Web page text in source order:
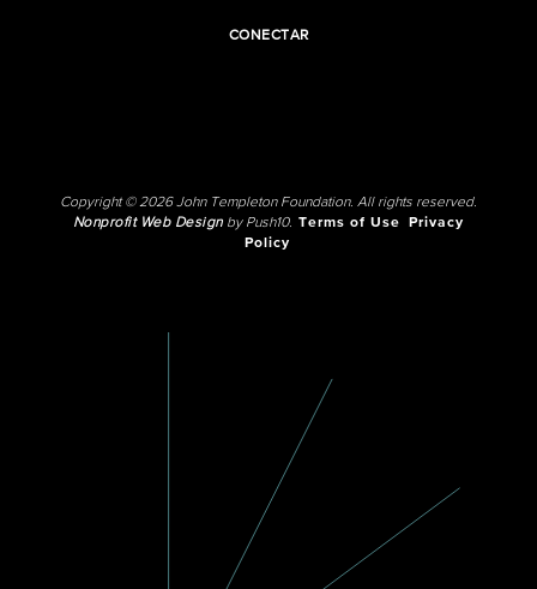
CONECTAR
Copyright © 2026 John Templeton Foundation. All rights reserved.
Nonprofit Web Designby Push10. Terms of Use
Privacy
Policy